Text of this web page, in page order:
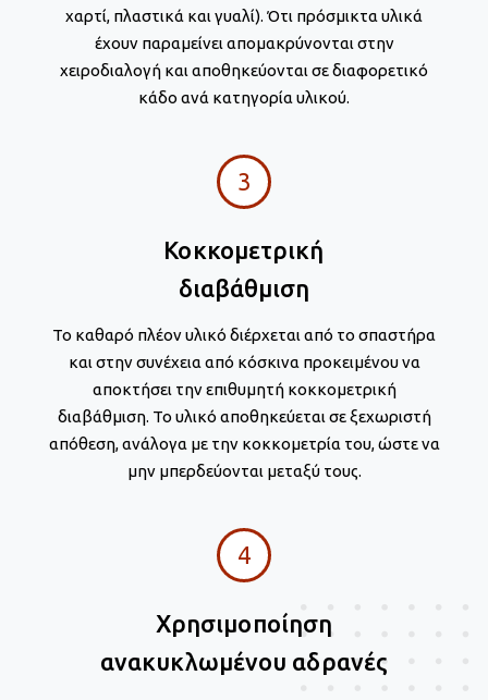
χαρτί, πλαστικά και γυαλί). Ότι πρόσμικτα υλικά
έχουν παραμείνει απομακρύνονται στην
χειροδιαλογή και αποθηκεύονται σε διαφορετικό
κάδο ανά κατηγορία υλικού.
3
Κοκκομετρική
διαβάθμιση
Το καθαρό πλέον υλικό διέρχεται από το σπαστήρα
και στην συνέχεια από κόσκινα προκειμένου να
αποκτήσει την επιθυμητή κοκκομετρική
διαβάθμιση. Το υλικό αποθηκεύεται σε ξεχωριστή
απόθεση, ανάλογα με την κοκκομετρία του, ώστε να
μην μπερδεύονται μεταξύ τους.
4
Χρησιμοποίηση
ανακυκλωμένου αδρανές